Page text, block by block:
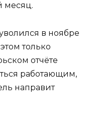
месяц.
в ноябре
только
отчёте
работающим,
направит